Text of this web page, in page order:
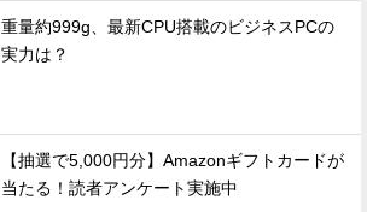
重量約999g、最新CPU搭載のビジネスPCの
実力は？
【抽選で5,000円分】Amazonギフトカードが
当たる！読者アンケート実施中